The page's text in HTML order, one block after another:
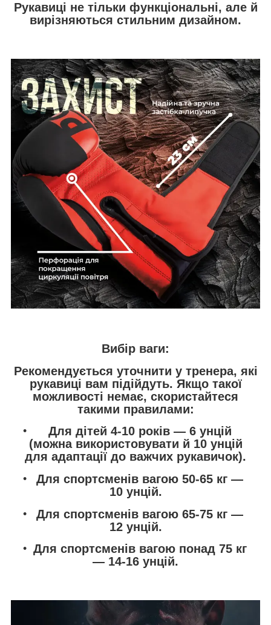
Рукавиці не тільки функціональні, але й
вирізняються стильним дизайном.
Вибір ваги:
Рекомендується уточнити у тренера, які
рукавиці вам підійдуть. Якщо такої
можливості немає, скористайтеся
такими правилами:
Для дітей 4-10 років — 6 унцій
(можна використовувати й 10 унцій
для адаптації до важчих рукавичок).
Для спортсменів вагою 50-65 кг —
10 унцій.
Для спортсменів вагою 65-75 кг —
12 унцій.
Для спортсменів вагою понад 75 кг
— 14-16 унцій.